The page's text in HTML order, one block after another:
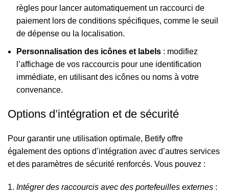
règles pour lancer automatiquement un raccourci de
paiement lors de conditions spécifiques, comme le seuil
de dépense ou la localisation.
Personnalisation des icônes et labels : modifiez
l’affichage de vos raccourcis pour une identification
immédiate, en utilisant des icônes ou noms à votre
convenance.
Options d’intégration et de sécurité
Pour garantir une utilisation optimale, Betify offre
également des options d’intégration avec d’autres services
et des paramètres de sécurité renforcés. Vous pouvez :
Intégrer des raccourcis avec des portefeuilles externes :